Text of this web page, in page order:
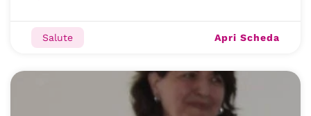
Salute Apri Scheda